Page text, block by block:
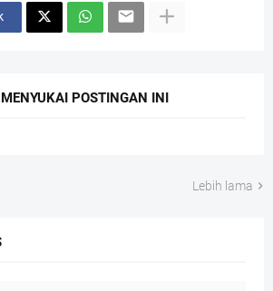
POSTINGAN INI
Lebih lama